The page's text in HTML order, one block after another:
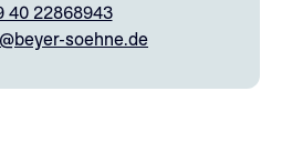
40 22868943
soehne.de